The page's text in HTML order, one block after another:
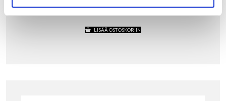
100.00€
LISÄÄ OSTOSKORIIN